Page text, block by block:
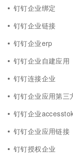
钉钉企业绑定
钉钉企业链接
钉钉企业erp
钉钉企业自建应用
钉钉连接企业
钉钉企业应用第三
钉钉企业
钉钉企业应用链接
钉钉授权企业